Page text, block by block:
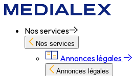
Nos services
Nos services
Annonces légales
Annonces légales